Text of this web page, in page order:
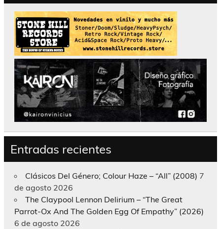
Entradas recientes
Clásicos Del Género; Colour Haze – “All” (2008) 7
de agosto 2026
The Claypool Lennon Delirium – “The Great
Parrot-Ox And The Golden Egg Of Empathy” (2026)
6 de agosto 2026